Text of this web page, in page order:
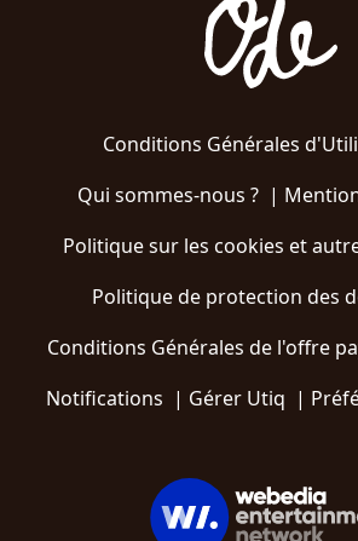
Conditions Générales
Qui sommes-nous ?|
Politique sur les cookies et
Politique de protection des
Conditions Générales de l'offre
Notifications | Gérer Utiq |